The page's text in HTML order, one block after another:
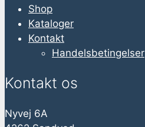
Shop
Kataloger
Kontakt
Handelsbetingelser
Kontakt os
Nyvej 6A